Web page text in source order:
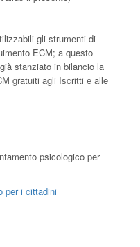
gli strumenti di
ECM; a questo
stanziato in bilancio la
gratuiti agli Iscritti e alle
psicologico per
per i cittadini